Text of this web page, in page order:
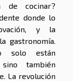
de cocinar?
donde lo
y la
gastronomía.
solo están
también
La revolución